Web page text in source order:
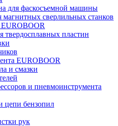
для фаскосъемной машины
магнитных сверлильных станков
EUROBOOR
твердосплавных пластин
EUROBOOR
и смазки
и пневмоинструмента
цепи бензопил
рук